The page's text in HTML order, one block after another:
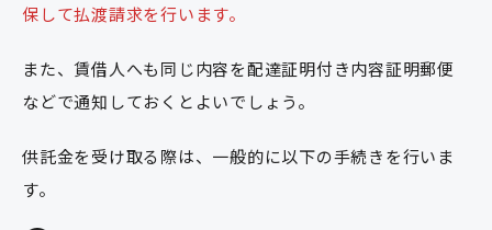
保して払渡請求を行います。
また、賃借人へも同じ内容を配達証明付き内容証明郵便
などで通知しておくとよいでしょう。
供託金を受け取る際は、一般的に以下の手続きを行いま
す。